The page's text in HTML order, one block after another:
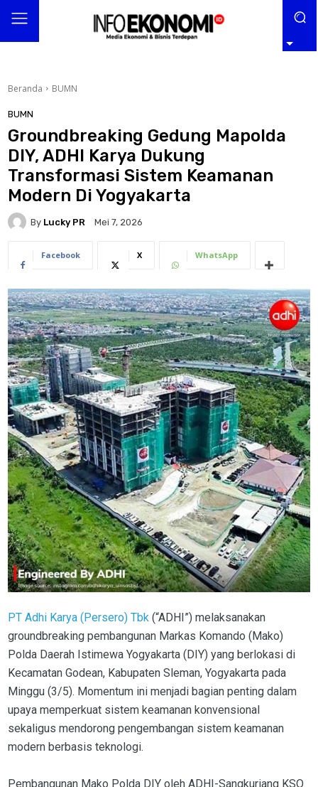
Beranda BUMN
BUMN
Groundbreaking Gedung Mapolda
DIY, ADHI Karya Dukung
Transformasi Sistem Keamanan
Modern Di Yogyakarta
By Lucky PR Mei 7, 2026
Facebook X WhatsApp
PT Adhi Karya (Persero) Tbk (“ADHI”) melaksanakan
groundbreaking pembangunan Markas Komando (Mako)
Polda Daerah Istimewa Yogyakarta (DIY) yang berlokasi di
Kecamatan Godean, Kabupaten Sleman, Yogyakarta pada
Minggu (3/5). Momentum ini menjadi bagian penting dalam
upaya memperkuat sistem keamanan konvensional
sekaligus mendorong pengembangan sistem keamanan
modern berbasis teknologi.
Pembangunan Mako Polda DIY oleh ADHI-Sangkuriang KSO